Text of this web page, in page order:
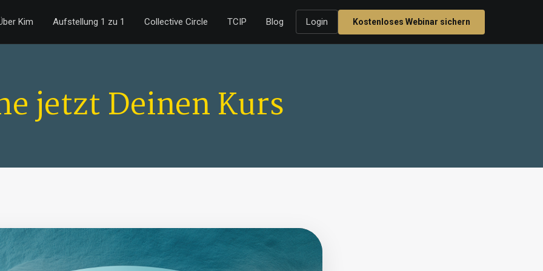
Kim Aufstellung 1 zu 1 Collective Circle TCIP Blog Login Kostenloses Webinar sichern
jetzt Deinen Kurs